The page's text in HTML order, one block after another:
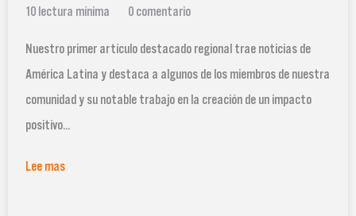
10 lectura mínima 0 comentario
Nuestro primer artículo destacado regional trae noticias de
América Latina y destaca a algunos de los miembros de nuestra
comunidad y su notable trabajo en la creación de un impacto
positivo...
Lee mas